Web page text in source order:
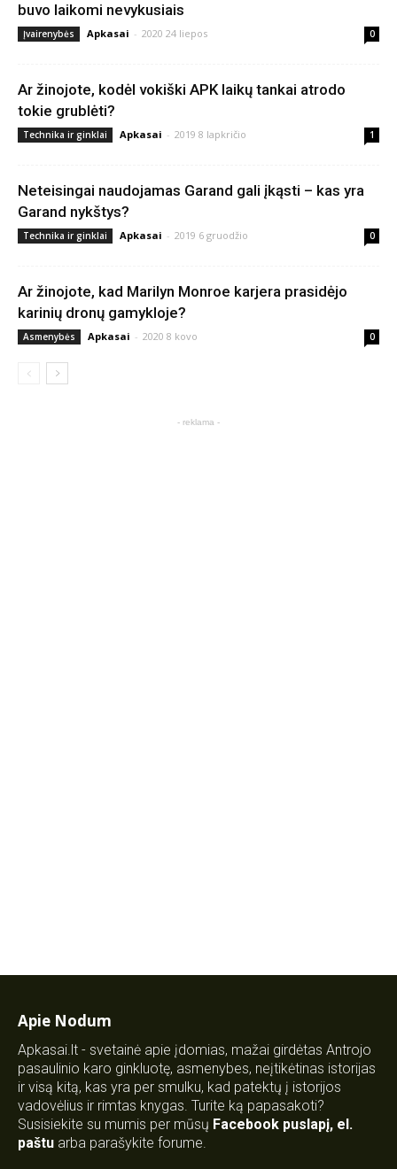
buvo laikomi nevykusiais
Įvairenybės Apkasai - 2020 24 liepos 0
Ar žinojote, kodėl vokiški APK laikų tankai atrodo
tokie grublėti?
Technika ir ginklai Apkasai - 2019 8 lapkričio 1
Neteisingai naudojamas Garand gali įkąsti – kas yra
Garand nykštys?
Technika ir ginklai Apkasai - 2019 6 gruodžio 0
Ar žinojote, kad Marilyn Monroe karjera prasidėjo
karinių dronų gamykloje?
Asmenybės Apkasai - 2020 8 kovo 0
- reklama -
Apie Nodum
Apkasai.lt - svetainė apie įdomias, mažai girdėtas Antrojo
pasaulinio karo ginkluotę, asmenybes, neįtikėtinas istorijas
ir visą kitą, kas yra per smulku, kad patektų į istorijos
vadovėlius ir rimtas knygas. Turite ką papasakoti?
Susisiekite su mumis per mūsų Facebook puslapį, el.
paštu arba parašykite forume.